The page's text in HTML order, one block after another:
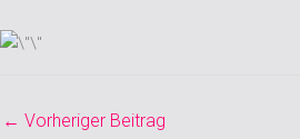
← Vorheriger Beitrag